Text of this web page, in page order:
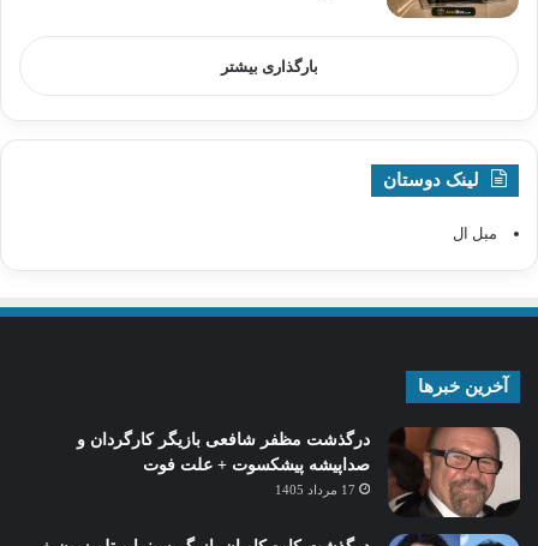
بارگذاری بیشتر
لینک دوستان
مبل ال
آخرین خبرها
درگذشت مظفر شافعی بازیگر کارگردان و
صداپیشه پیشکسوت + علت فوت
17 مرداد 1405